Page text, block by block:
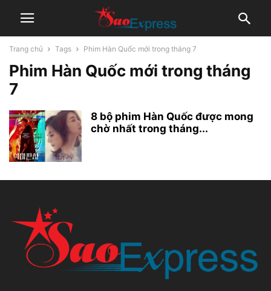
Trang chủ Tags Phim Hàn Quốc mới trong tháng 7
Phim Hàn Quốc mới trong tháng
7
8 bộ phim Hàn Quốc được mong
chờ nhất trong tháng...